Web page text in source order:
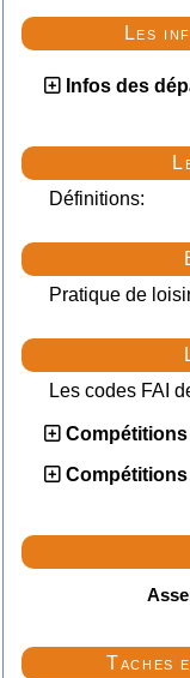
Les
Infos des
Définitions:
Pratique de
Les codes FAI
Taches